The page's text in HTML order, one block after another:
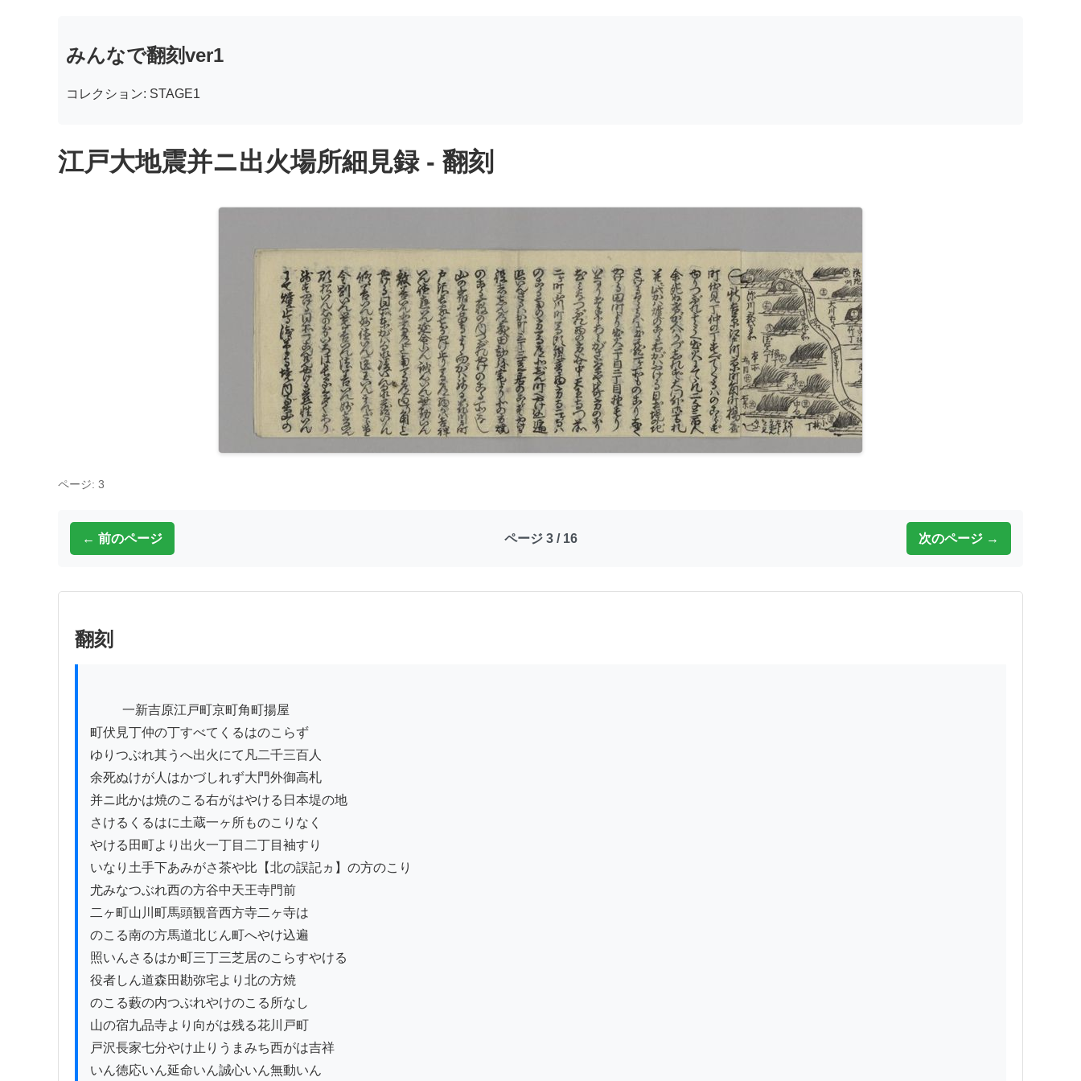
みんなで翻刻ver1
コレクション: STAGE1
江戸大地震并ニ出火場所細見録 - 翻刻
ページ: 3
← 前のページ ページ 3 / 16 次のページ →
翻刻
町伏見丁仲の丁すべてくるはのこらず
ゆりつぶれ其うへ出火にて凡二千三百人
余死ぬけが人はかづしれず大門外御高札
并ニ此かは焼のこる右がはやける日本堤の地
さけるくるはに土蔵一ヶ所ものこりなく
やける田町より出火一丁目二丁目袖すり
いなり土手下あみがさ茶や比【北の誤記ヵ】の方のこり
尤みなつぶれ西の方谷中天王寺門前
二ヶ町山川町馬頭観音西方寺二ヶ寺は
のこる南の方馬道北じん町へやけ込遍
照いんさるはか町三丁三芝居のこらすやける
役者しん道森田勘弥宅より北の方焼
のこる藪の内つぶれやけのこる所なし
山の宿九品寺より向がは残る花川戸町
戸沢長家七分やけ止りうまみち西がは吉祥
いん徳応いん延命いん誠心いん無動いん